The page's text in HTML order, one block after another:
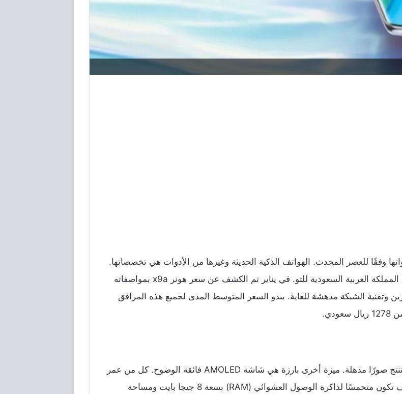
وفقًا للعصر المحدث. الهواتف الذكية الحديثة وغيرها من الأدوات هي تخصصاتها.
المملكة العربية السعودية للتو. في يناير تم الكشف عن سعر هونر
بمواصفاته
وتقنية الشبكة مدهشة للغاية. يبدو السعر المتوسط المدى لجميع هذه المرافق
ريال سعودي.
صورًا مذهلة. ميزة أخرى بارزة هي شاشة فائقة الوضوح. كل من عمر
تكون متحمسًا لذاكرة الوصول العشوائي (RAM) بسعة جيجا بايت ومساحة